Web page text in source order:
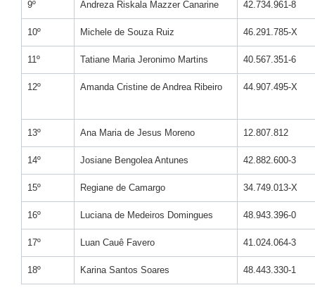
9º Andreza Riskala Mazzer Canarine 42.734.961-8
10º Michele de Souza Ruiz 46.291.785-X
11º Tatiane Maria Jeronimo Martins 40.567.351-6
12º Amanda Cristine de Andrea Ribeiro 44.907.495-X
13º Ana Maria de Jesus Moreno 12.807.812
14º Josiane Bengolea Antunes 42.882.600-3
15º Regiane de Camargo 34.749.013-X
16º Luciana de Medeiros Domingues 48.943.396-0
17º Luan Cauê Favero 41.024.064-3
18º Karina Santos Soares 48.443.330-1